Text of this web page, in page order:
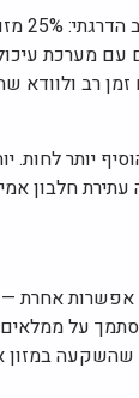
מערכת
זמן רב
יותר לחות.
חלבון
אפשרות
על ממלאים
במזון